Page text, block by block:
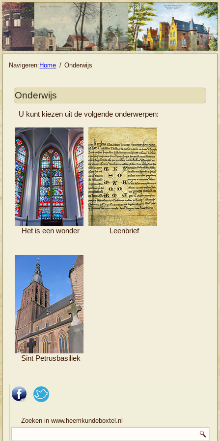
Navigeren: Home Onderwijs
Onderwijs
U kunt kiezen uit de volgende onderwerpen:
Het is een wonder Leenbrief
Sint Petrusbasiliek
Zoeken in www.heemkundeboxtel.nl